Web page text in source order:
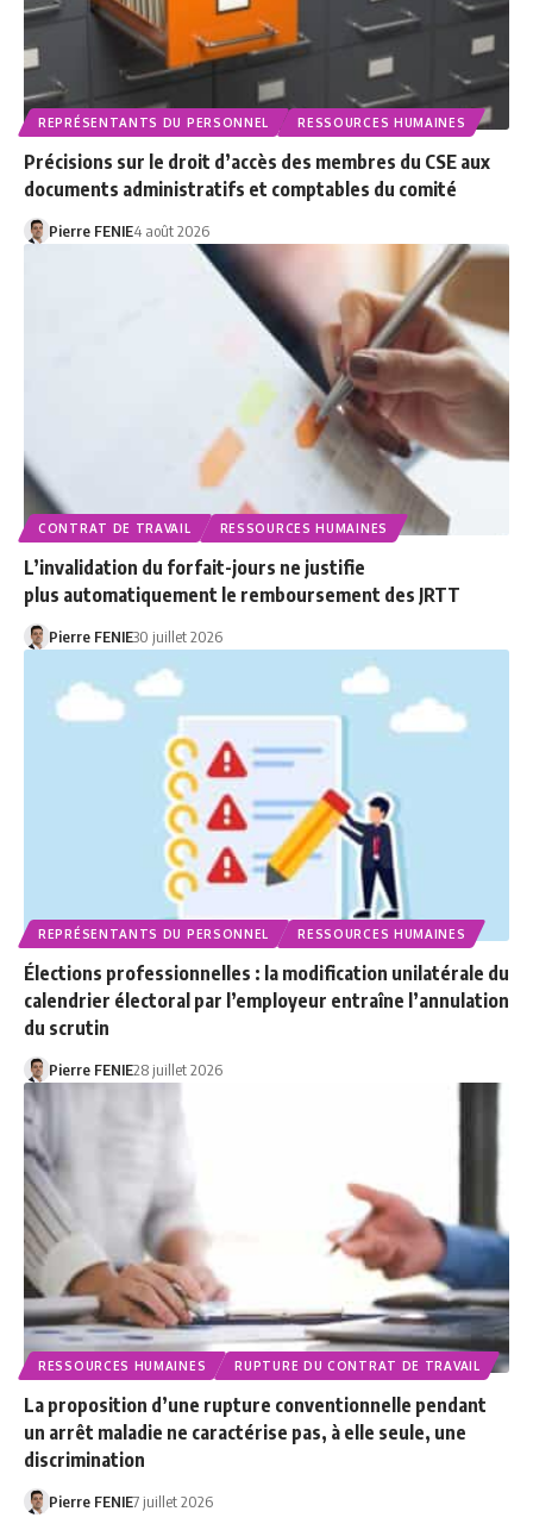
REPRÉSENTANTS DU PERSONNEL RESSOURCES HUMAINES
Précisions sur le droit d’accès des membres du CSE aux
documents administratifs et comptables du comité
Pierre FENIE4 août 2026
CONTRAT DE TRAVAIL RESSOURCES HUMAINES
L’invalidation du forfait-jours ne justifie
plus automatiquement le remboursement des JRTT
Pierre FENIE30 juillet 2026
REPRÉSENTANTS DU PERSONNEL RESSOURCES HUMAINES
Élections professionnelles : la modification unilatérale du
calendrier électoral par l’employeur entraîne l’annulation
du scrutin
Pierre FENIE28 juillet 2026
RESSOURCES HUMAINES RUPTURE DU CONTRAT DE TRAVAIL
La proposition d’une rupture conventionnelle pendant
un arrêt maladie ne caractérise pas, à elle seule, une
discrimination
Pierre FENIE7 juillet 2026